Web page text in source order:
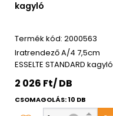
kagyló
2000563
Iratrendező A/4 7,5cm
ESSELTE STANDARD kagyló
2 026 Ft/ DB
CSOMAGOLÁS: 10 DB